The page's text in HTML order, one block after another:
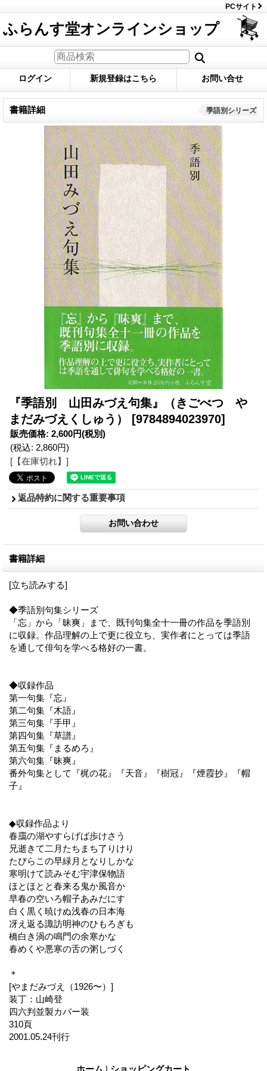
PCサイト
ふらんす堂オンラインショップ
ログイン 新規登録はこちら お問い合せ
書籍詳細 季語別シリーズ
『季語別 山田みづえ句集』（きごべつ や
まだみづえくしゅう）
[9784894023970]
販売価格: 2,600円(税別)
(税込: 2,860円)
[【在庫切れ】]
返品特約に関する重要事項
書籍詳細
[立ち読みする]
◆季語別句集シリーズ
「忘」から「昧爽」まで、既刊句集全十一冊の作品を季語別
に収録。作品理解の上で更に役立ち、実作者にとっては季語
を通して俳句を学べる格好の一書。
◆収録作品
第一句集『忘』
第二句集『木語』
第三句集『手甲』
第四句集『草譜』
第五句集『まるめろ』
第六句集『昧爽』
番外句集として『梶の花』『天音』『樹冠』『煙霞抄』『帽
子』
◆収録作品より
春靄の湖やすらげば歩けさう
兄逝きて二月たちまち了りけり
たびらこの早緑月となりしかな
寒明けて読みそむ宇津保物語
ほとほとと春来る鬼か風音か
早春の空いろ帽子あみだにす
白く黒く暁けぬ浅春の日本海
冴え返る諏訪明神のひもろぎも
橋白き渦の鳴門の余寒かな
春めくや悪寒の舌の粥しづく
＊
[やまだみづえ（1926〜）]
装丁：山崎登
四六判並製カバー装
310頁
2001.05.24刊行